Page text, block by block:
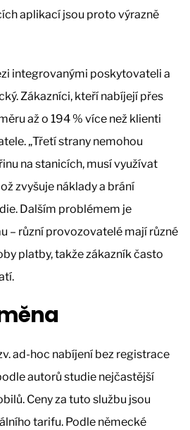
aplikací jsou proto výrazně
integrovanými poskytovateli a
Zákazníci, kteří nabíjejí přes
až o 194 % více než klienti
„Třetí strany nemohou
na stanicích, musí využívat
zvyšuje náklady a brání
Dalším problémem je
– různí provozovatelé mají různé
platby, takže zákazník často
ad-hoc nabíjení bez registrace
autorů studie nejčastější
Ceny za tuto službu jsou
tarifu. Podle německé